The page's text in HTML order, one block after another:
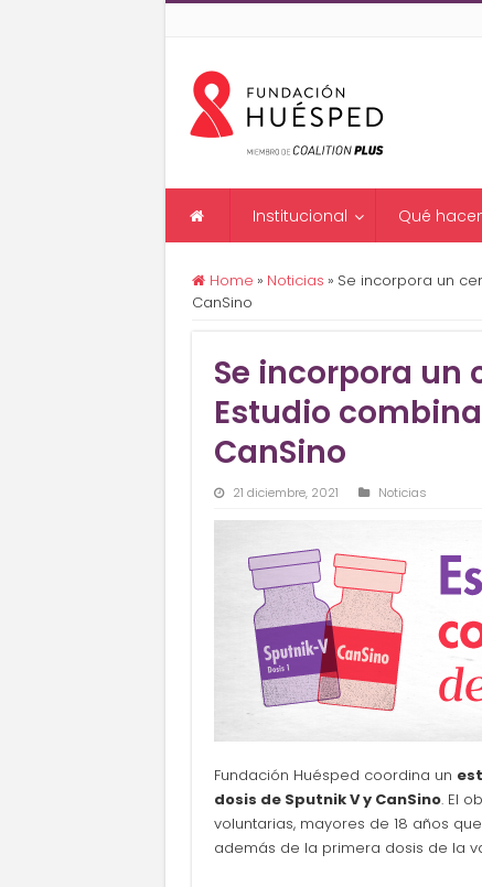
Institucional Qué
Home » Noticias » Se incorpora un
CanSino
Se incorpora un
Estudio
CanSino
21 diciembre, 2021 Noticias
Fundación Huésped coordina un
dosis de Sputnik V y CanSino. El
voluntarias, mayores de 18 años
además de la primera dosis de la